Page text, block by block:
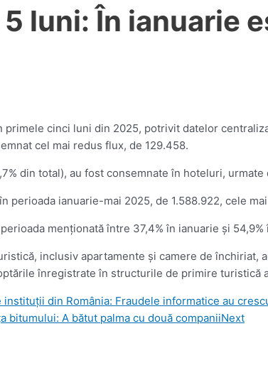
luni: În ianuarie
cinci luni din 2025, potrivit datelor
cel mai redus flux, de 129.458.
din total), au fost consemnate în hoteluri,
perioada ianuarie-mai 2025, de 1.588.922, cele
menţionată între 37,4% în ianuarie şi 54,9%
inclusiv apartamente şi camere de închiriat,
înregistrate în structurile de primire turistică
instituții din România: Fraudele informatice au
bitumului: A bătut palma cu două companiiNext